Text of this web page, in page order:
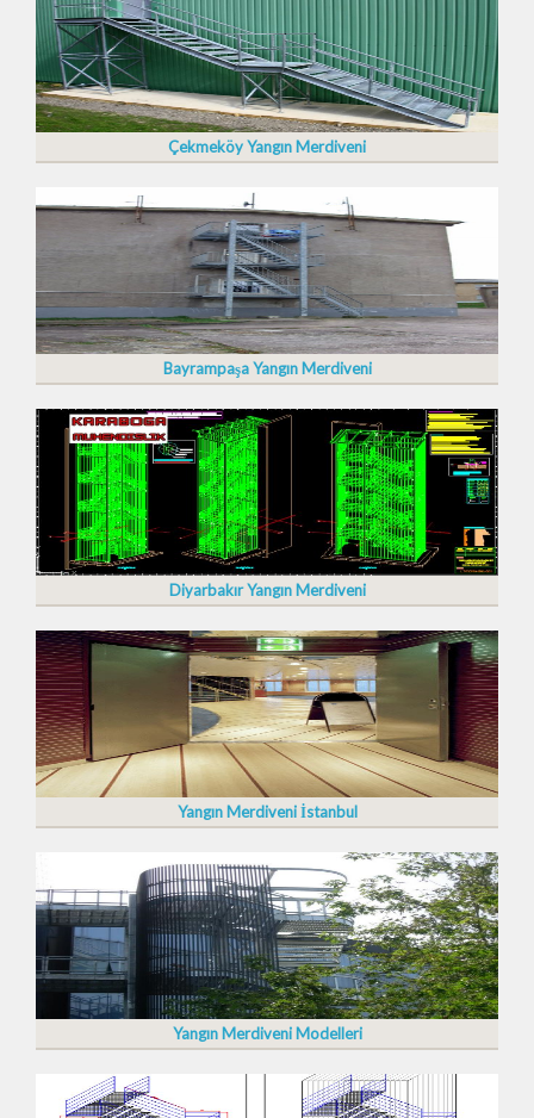
Çekmeköy Yangın Merdiveni
Bayrampaşa Yangın Merdiveni
Diyarbakır Yangın Merdiveni
Yangın Merdiveni İstanbul
Yangın Merdiveni Modelleri